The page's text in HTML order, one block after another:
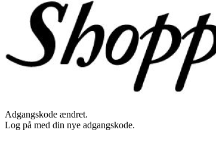
Adgangskode ændret.
Log på med din nye adgangskode.